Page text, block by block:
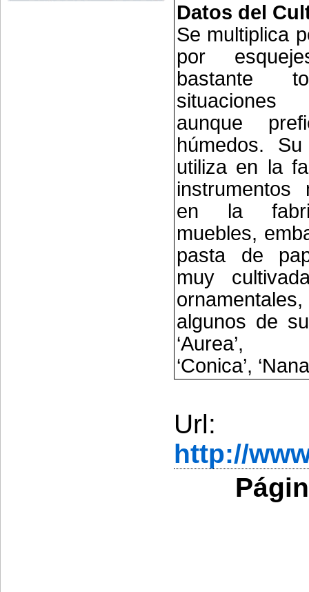
Datos del
Se multiplica
por
bastante
aunque
húmedos.
utiliza en la
instrumentos
en la
muebles,
pasta de
muy
algunos de
‘Aurea’,
‘Conica’,
Url:
http://